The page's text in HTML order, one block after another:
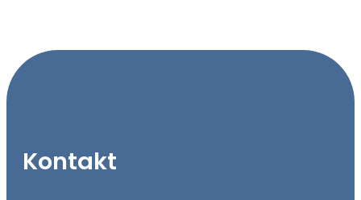
Kontakt